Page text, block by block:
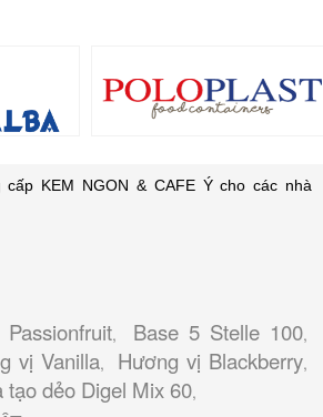
KEM NGON & CAFE Ý cho các nhà
Passionfruit, Base 5 Stelle 100,
vị Vanilla, Hương vị Blackberry,
tạo dẻo Digel Mix 60,